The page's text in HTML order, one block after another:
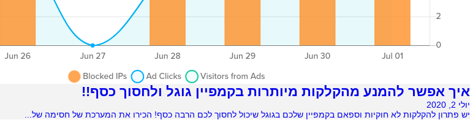
איך אפשר להמנע מהקלקות מיותרות בקמפיין גוגל ולחסוך כסף!!‎
יולי 2, 2020
יש פתרון להקלקות לא חוקיות וספאם בקמפיין שלכם בגוגל שיכול לחסוך לכם הרבה כסף! הכירו את המערכת של חסימה של...